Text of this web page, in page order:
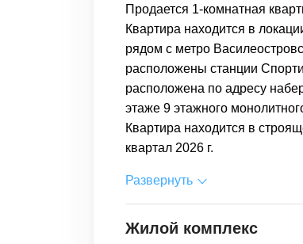
Продается 1-комнатная
Квартира находится в
рядом с метро
расположены станции
расположена по адресу
этаже 9 этажного
Квартира находится в
квартал 2026 г.
Развернуть
Жилой комплекс